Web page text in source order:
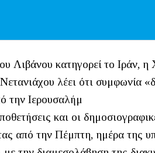
Λιβάνου κατηγορεί το Ιράν,
λέει ότι συμφωνία
την Ιερουσαλήμ
και οι
από την Πέμπτη, ημέρα της